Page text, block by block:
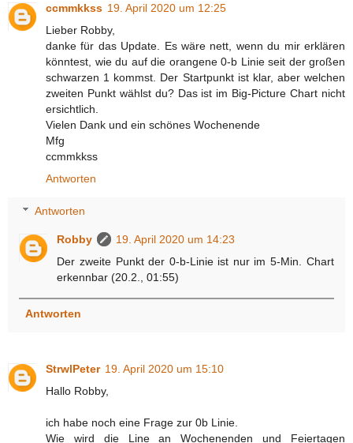
ccmmkkss 19. April 2020 um 12:25
Lieber Robby,
danke für das Update. Es wäre nett, wenn du mir erklären
könntest, wie du auf die orangene 0-b Linie seit der großen
schwarzen 1 kommst. Der Startpunkt ist klar, aber welchen
zweiten Punkt wählst du? Das ist im Big-Picture Chart nicht
ersichtlich.
Vielen Dank und ein schönes Wochenende
Mfg
ccmmkkss
Antworten
Antworten
Robby
19. April 2020 um 14:23
Der zweite Punkt der 0-b-Linie ist nur im 5-Min. Chart
erkennbar (20.2., 01:55)
Antworten
StrwlPeter 19. April 2020 um 15:10
Hallo Robby,
ich habe noch eine Frage zur 0b Linie.
Wie wird die Line an Wochenenden und Feiertagen